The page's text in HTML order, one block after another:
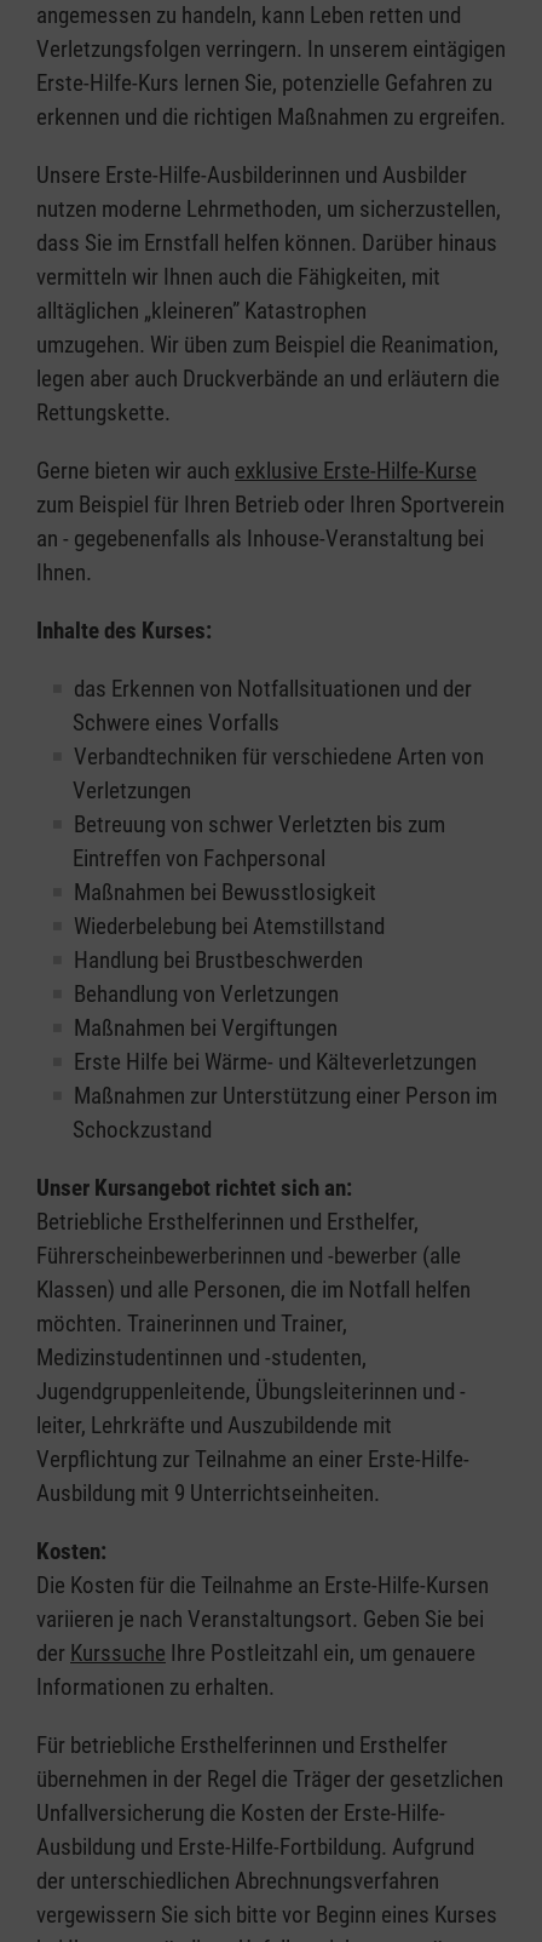
angemessen zu handeln, kann Leben retten und
Verletzungsfolgen verringern. In unserem eintägigen
Erste-Hilfe-Kurs lernen Sie, potenzielle Gefahren zu
erkennen und die richtigen Maßnahmen zu ergreifen.
Unsere Erste-Hilfe-Ausbilderinnen und Ausbilder
nutzen moderne Lehrmethoden, um sicherzustellen,
dass Sie im Ernstfall helfen können. Darüber hinaus
vermitteln wir Ihnen auch die Fähigkeiten, mit
alltäglichen „kleineren” Katastrophen
umzugehen. Wir üben zum Beispiel die Reanimation,
legen aber auch Druckverbände an und erläutern die
Rettungskette.
Gerne bieten wir auch exklusive Erste-Hilfe-Kurse
zum Beispiel für Ihren Betrieb oder Ihren Sportverein
an - gegebenenfalls als Inhouse-Veranstaltung bei
Ihnen.
Inhalte des Kurses:
das Erkennen von Notfallsituationen und der
Schwere eines Vorfalls
Verbandtechniken für verschiedene Arten von
Verletzungen
Betreuung von schwer Verletzten bis zum
Eintreffen von Fachpersonal
Maßnahmen bei Bewusstlosigkeit
Wiederbelebung bei Atemstillstand
Handlung bei Brustbeschwerden
Behandlung von Verletzungen
Maßnahmen bei Vergiftungen
Erste Hilfe bei Wärme- und Kälteverletzungen
Maßnahmen zur Unterstützung einer Person im
Schockzustand
Unser Kursangebot richtet sich an:
Betriebliche Ersthelferinnen und Ersthelfer,
Führerscheinbewerberinnen und -bewerber (alle
Klassen) und alle Personen, die im Notfall helfen
möchten. Trainerinnen und Trainer,
Medizinstudentinnen und -studenten,
Jugendgruppenleitende, Übungsleiterinnen und -
leiter, Lehrkräfte und Auszubildende mit
Verpflichtung zur Teilnahme an einer Erste-Hilfe-
Ausbildung mit 9 Unterrichtseinheiten.
Kosten:
Die Kosten für die Teilnahme an Erste-Hilfe-Kursen
variieren je nach Veranstaltungsort. Geben Sie bei
der Kurssuche Ihre Postleitzahl ein, um genauere
Informationen zu erhalten.
Für betriebliche Ersthelferinnen und Ersthelfer
übernehmen in der Regel die Träger der gesetzlichen
Unfallversicherung die Kosten der Erste-Hilfe-
Ausbildung und Erste-Hilfe-Fortbildung. Aufgrund
der unterschiedlichen Abrechnungsverfahren
vergewissern Sie sich bitte vor Beginn eines Kurses